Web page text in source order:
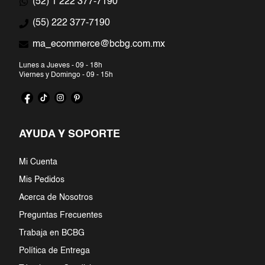
(55) 222 377-7190
ma_ecommerce@bcbg.com.mx
Lunes a Jueves - 09 - 18h
Viernes y Domingo - 09 - 15h
AYUDA Y SOPORTE
Mi Cuenta
Mis Pedidos
Acerca de Nosotros
Preguntas Frecuentes
Trabaja en BCBG
Política de Entrega
jumpsuit
8. blazer
9. playera
10. falda